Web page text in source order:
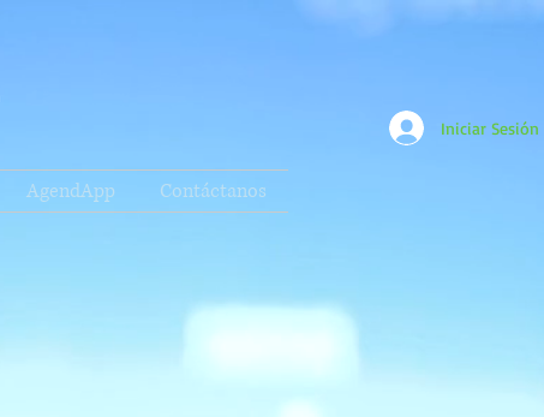
AgendApp Contáctanos
Iniciar Sesión